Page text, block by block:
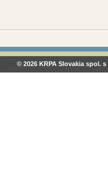
© 2026 KRPA Slovakia spol. s